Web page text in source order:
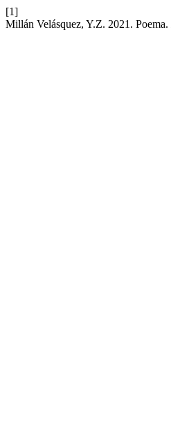
[1]
Millán Velásquez, Y.Z. 2021. Poema.